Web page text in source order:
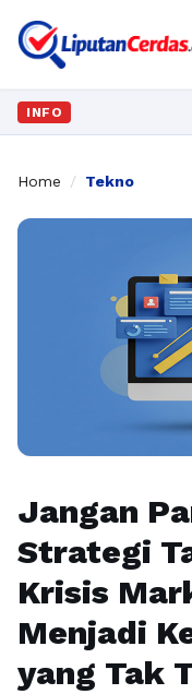
INFO
Home / Tekno
Jangan
Strategi
Krisis
Menjadi
yang Tak